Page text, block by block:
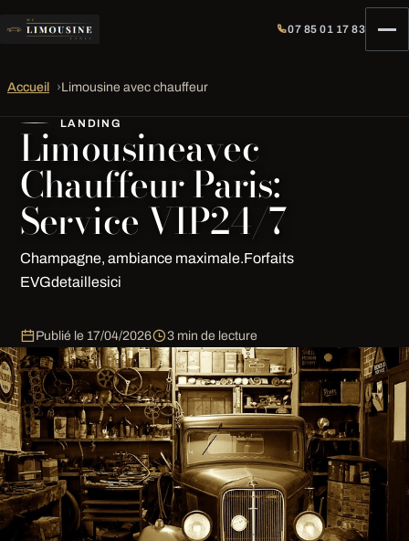
07 85 01 17 83
Accueil ›Limousine avec chauffeur
LANDING
Limousineavec
Chauffeur Paris:
Service VIP24/7
Champagne, ambiance maximale.Forfaits
EVGdetaillesici
Publié le 17/04/2026 3 min de lecture